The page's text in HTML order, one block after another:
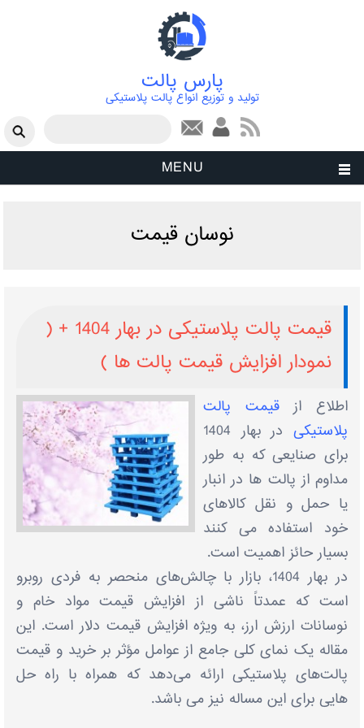
پارس پالت
تولید و توزیع انواع پالت پلاستیکی
فرم جستجو
MENU
نوسان قیمت
قیمت پالت پلاستیکی در بهار 1404 + (
نمودار افزایش قیمت پالت ها )
اطلاع ازقیمت پالت
پلاستیکی
در بهار 1404
برای صنایعی که به طور
مداوم از پالت ها در انبار
یا حمل و نقل کالاهای
خود استفاده می کنند
بسیار حائز اهمیت است.
در بهار 1404، بازار با چالش‌های منحصر به فردی روبرو
است که عمدتاً ناشی از افزایش قیمت مواد خام و
نوسانات ارزش ارز، به ویژه افزایش قیمت دلار است. این
مقاله یک نمای کلی جامع از عوامل مؤثر بر خرید و قیمت
پالت‌های پلاستیکی ارائه می‌دهد که همراه با راه حل
هایی برای این مساله نیز می باشد.